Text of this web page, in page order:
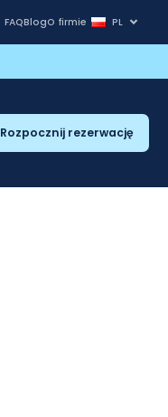
FAQBlogO firmie PL
Rozpocznij rezerwację